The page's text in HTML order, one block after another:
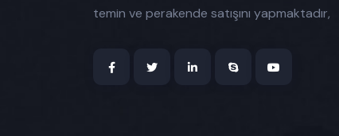
temin ve perakende satışını yapmaktadır,